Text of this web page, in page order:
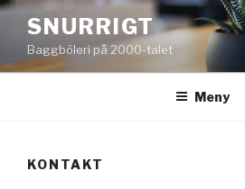
Hoppa
innehåll
SNURRIGT
Baggböleri på 2000-talet
Meny
KONTAKT